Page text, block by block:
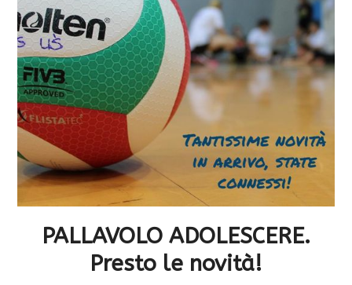
PALLAVOLO ADOLESCERE.
Presto le novità!